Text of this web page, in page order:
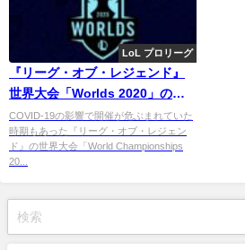
LoL プロリーグ
『リーグ・オブ・レジェンド』
世界大会「Worlds 2020」のグ
ループ抽選結果まとめ
COVID-19の影響で開催が危ぶまれていた
時期もあった『リーグ・オブ・レジェン
ド』の世界大会「World Championships
20...